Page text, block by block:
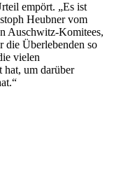
empört. „Es ist
Heubner vom
Auschwitz-Komitees,
die Überlebenden so
vielen
hat, um darüber